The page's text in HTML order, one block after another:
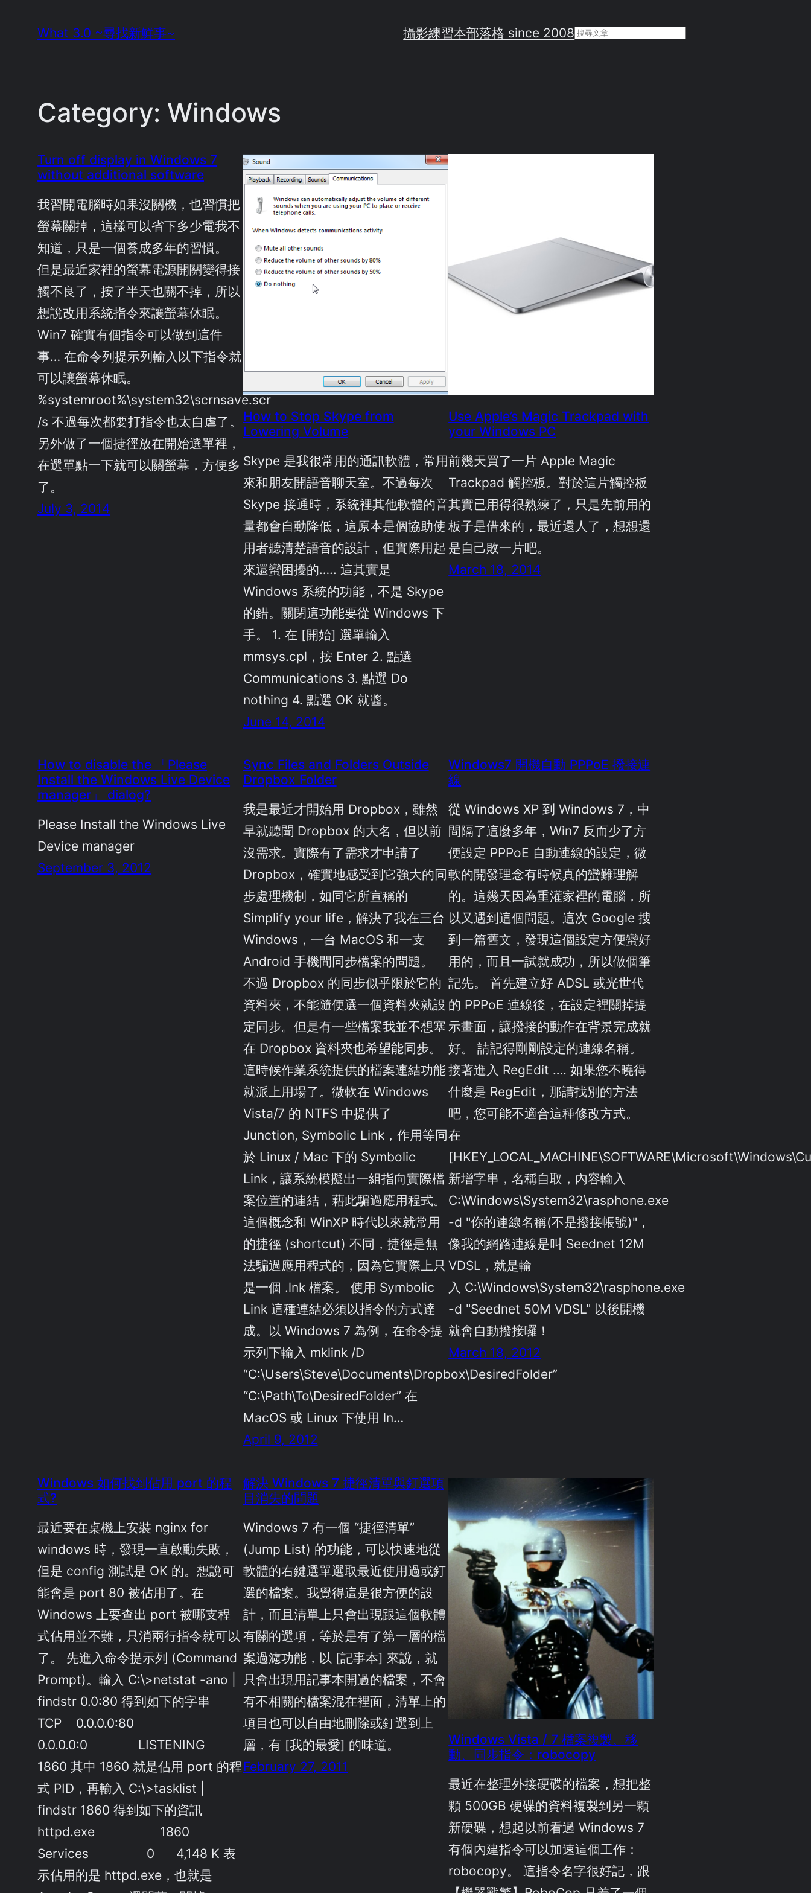
What 3.0 ~尋找新鮮事~ 攝影練習本部落格 since 2008Search
Category: Windows
Turn off display in Windows 7
without additional software
我習開電腦時如果沒關機，也習慣把
螢幕關掉，這樣可以省下多少電我不
知道，只是一個養成多年的習慣。
但是最近家裡的螢幕電源開關變得接
觸不良了，按了半天也關不掉，所以
想說改用系統指令來讓螢幕休眠。
Win7 確實有個指令可以做到這件
事… 在命令列提示列輸入以下指令就
可以讓螢幕休眠。
%systemroot%\system32\scrnsave.scr
/s 不過每次都要打指令也太自虐了。
另外做了一個捷徑放在開始選單裡，
在選單點一下就可以關螢幕，方便多
了。
July 3, 2014
How to Stop Skype from
Lowering Volume
Skype 是我很常用的通訊軟體，常用
來和朋友開語音聊天室。不過每次
Skype 接通時，系統裡其他軟體的音
量都會自動降低，這原本是個協助使
用者聽清楚語音的設計，但實際用起
來還蠻困擾的….. 這其實是
Windows 系統的功能，不是 Skype
的錯。關閉這功能要從 Windows 下
手。 1. 在 [開始] 選單輸入
mmsys.cpl，按 Enter 2. 點選
Communications 3. 點選 Do
nothing 4. 點選 OK 就醬。
June 14, 2014
Use Apple’s Magic Trackpad with
your Windows PC
前幾天買了一片 Apple Magic
Trackpad 觸控板。對於這片觸控板
其實已用得很熟練了，只是先前用的
板子是借來的，最近還人了，想想還
是自己敗一片吧。
March 18, 2014
How to disable the 「Please
Install the Windows Live Device
manager」 dialog?
Please Install the Windows Live
Device manager
September 3, 2012
Sync Files and Folders Outside
Dropbox Folder
我是最近才開始用 Dropbox，雖然
早就聽聞 Dropbox 的大名，但以前
沒需求。實際有了需求才申請了
Dropbox，確實地感受到它強大的同
步處理機制，如同它所宣稱的
Simplify your life，解決了我在三台
Windows，一台 MacOS 和一支
Android 手機間同步檔案的問題。
不過 Dropbox 的同步似乎限於它的
資料夾，不能隨便選一個資料夾就設
定同步。但是有一些檔案我並不想塞
在 Dropbox 資料夾也希望能同步。
這時候作業系統提供的檔案連結功能
就派上用場了。微軟在 Windows
Vista/7 的 NTFS 中提供了
Junction, Symbolic Link，作用等同
於 Linux / Mac 下的 Symbolic
Link，讓系統模擬出一組指向實際檔
案位置的連結，藉此騙過應用程式。
這個概念和 WinXP 時代以來就常用
的捷徑 (shortcut) 不同，捷徑是無
法騙過應用程式的，因為它實際上只
是一個 .lnk 檔案。 使用 Symbolic
Link 這種連結必須以指令的方式達
成。以 Windows 7 為例，在命令提
示列下輸入 mklink /D
“C:\Users\Steve\Documents\Dropbox\DesiredFolder”
“C:\Path\To\DesiredFolder” 在
MacOS 或 Linux 下使用 ln…
April 9, 2012
Windows7 開機自動 PPPoE 撥接連
線
從 Windows XP 到 Windows 7，中
間隔了這麼多年，Win7 反而少了方
便設定 PPPoE 自動連線的設定，微
軟的開發理念有時候真的蠻難理解
的。這幾天因為重灌家裡的電腦，所
以又遇到這個問題。這次 Google 搜
到一篇舊文，發現這個設定方便蠻好
用的，而且一試就成功，所以做個筆
記先。 首先建立好 ADSL 或光世代
的 PPPoE 連線後，在設定裡關掉提
示畫面，讓撥接的動作在背景完成就
好。 請記得剛剛設定的連線名稱。
接著進入 RegEdit …. 如果您不曉得
什麼是 RegEdit，那請找別的方法
吧，您可能不適合這種修改方式。
在
新增字串，名稱自取，內容輸入
C:\Windows\System32\rasphone.exe
-d "你的連線名稱(不是撥接帳號)"，
像我的網路連線是叫 Seednet 12M
VDSL，就是輸
入 C:\Windows\System32\rasphone.exe
-d "Seednet 50M VDSL" 以後開機
就會自動撥接囉！
March 18, 2012
Windows 如何找到佔用 port 的程
式?
最近要在桌機上安裝 nginx for
windows 時，發現一直啟動失敗，
但是 config 測試是 OK 的。想說可
能會是 port 80 被佔用了。在
Windows 上要查出 port 被哪支程
式佔用並不難，只消兩行指令就可以
了。 先進入命令提示列 (Command
Prompt)。輸入 C:\>netstat -ano |
findstr 0.0:80 得到如下的字串
TCP 0.0.0.0:80
0.0.0.0:0 LISTENING
1860 其中 1860 就是佔用 port 的程
式 PID，再輸入 C:\>tasklist |
findstr 1860 得到如下的資訊
httpd.exe 1860
Services 0 4,148 K 表
示佔用的是 httpd.exe，也就是
解決 Windows 7 捷徑清單與釘選項
目消失的問題
Windows 7 有一個 “捷徑清單”
(Jump List) 的功能，可以快速地從
軟體的右鍵選單選取最近使用過或釘
選的檔案。我覺得這是很方便的設
計，而且清單上只會出現跟這個軟體
有關的選項，等於是有了第一層的檔
案過濾功能，以 [記事本] 來說，就
只會出現用記事本開過的檔案，不會
有不相關的檔案混在裡面，清單上的
項目也可以自由地刪除或釘選到上
層，有 [我的最愛] 的味道。
February 27, 2011
Windows Vista / 7 檔案複製、移
動、同步指令：robocopy
最近在整理外接硬碟的檔案，想把整
顆 500GB 硬碟的資料複製到另一顆
新硬碟，想起以前看過 Windows 7
有個內建指令可以加速這個工作：
robocopy。 這指令名字很好記，跟